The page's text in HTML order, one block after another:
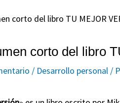
corto del libro
/ Desarrollo personal /